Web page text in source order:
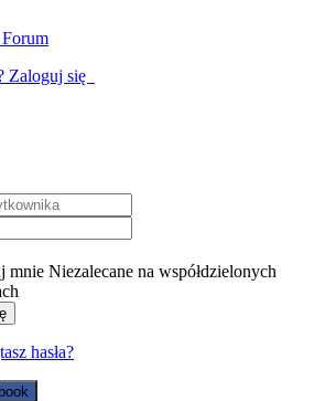
Zaloguj się
mnie Niezalecane na współdzielonych
hasła?